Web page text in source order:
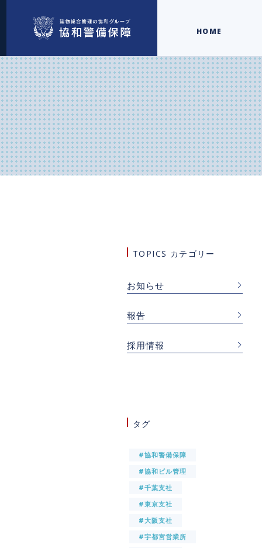
HOME
TOPICS カテゴリー
お知らせ
報告
採用情報
タグ
#協和警備保障
#協和ビル管理
#千葉支社
#東京支社
#大阪支社
#宇都宮営業所